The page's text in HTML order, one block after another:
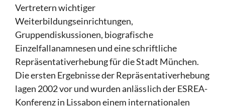
Vertretern wichtiger
Weiterbildungseinrichtungen,
Gruppendiskussionen, biografische
Einzelfallanamnesen und eine schriftliche
Repräsentativerhebung für die Stadt München.
Die ersten Ergebnisse der Repräsentativerhebung
lagen 2002 vor und wurden anlässlich der ESREA-
Konferenz in Lissabon einem internationalen